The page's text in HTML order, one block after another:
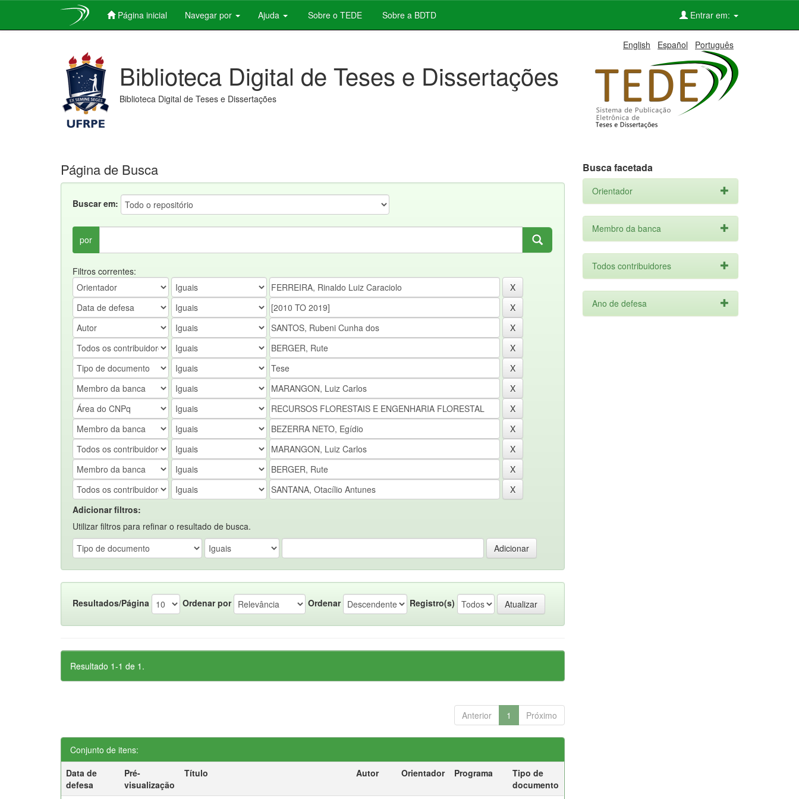
Página inicial Navegar por Ajuda Sobre o TEDE Sobre a BDTD Entrar em:
English Español Português
Biblioteca Digital de Teses e Dissertações
Biblioteca Digital de Teses e Dissertações
Página de Busca
Buscar em:
por
Filtros correntes:
Adicionar filtros:
Utilizar filtros para refinar o resultado de busca.
Resultados/Página Ordenar por Ordenar Registro(s)
Resultado 1-1 de 1.
Anterior 1 Próximo
Conjunto de itens:
Data de
defesa
Pré-
visualização
Título Autor Orientador Programa
Tipo de
documento
Busca facetada
Orientador
Membro da banca
Todos contribuidores
Ano de defesa